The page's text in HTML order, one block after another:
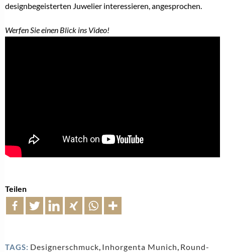
designbegeisterten Juwelier interessieren, angesprochen.
Werfen Sie einen Blick ins Video!
Teilen
TAGS: Designerschmuck Inhorgenta Munich Round-